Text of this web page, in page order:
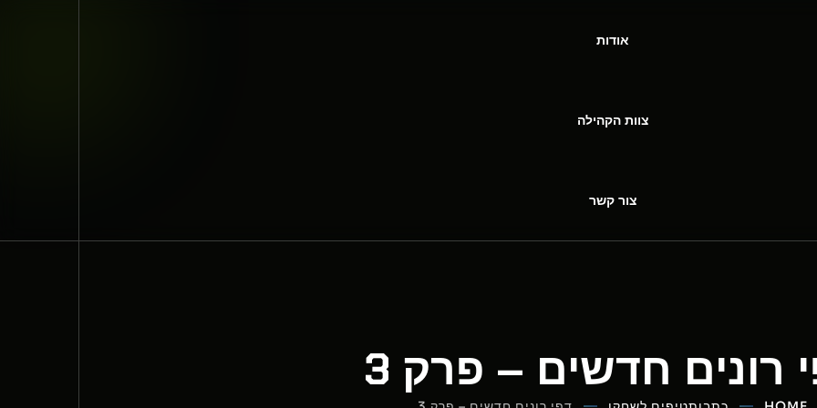
אודות
צוות הקהילה
צור קשר
רונים חדשים – פרק 3